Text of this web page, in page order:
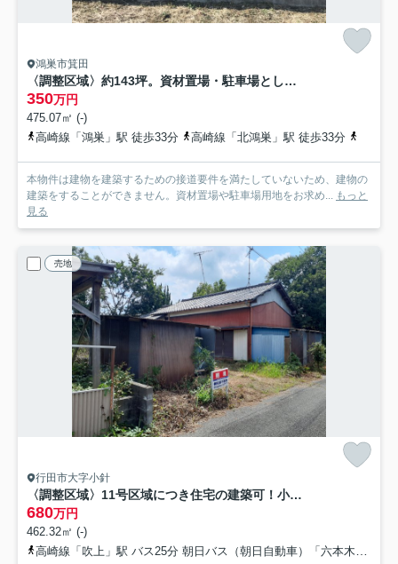
鴻巣市箕田
〈調整区域〉約143坪。資材置場・駐車場としてご検討ください。
350万円
475.07㎡ (-)
高崎線「鴻巣」駅 徒歩33分
高崎線「北鴻巣」駅 徒歩33分
本物件は建物を建築するための接道要件を満たしていないため、建物の
建築をすることができません。資材置場や駐車場用地をお求め... もっと
見る
売地
行田市大字小針
〈調整区域〉11号区域につき住宅の建築可！小学校の正門まで徒歩約2分
680万円
462.32㎡ (-)
高崎線「吹上」駅 バス25分 朝日バス（朝日自動車）「六本木バス停留所」 停歩12分